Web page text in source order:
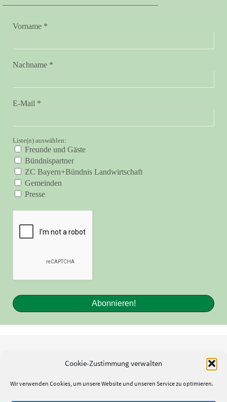
Cookie-Zustimmung verwalten
Wir verwenden Cookies, um unsere Website und unseren Service zu optimieren.
Vorname *
Nachname *
E-Mail *
Liste(n) auswählen:
Freunde und Gäste
Bündnispartner
ZC Bayern+Bündnis Landwirtschaft
Gemeinden
Presse
Impressum